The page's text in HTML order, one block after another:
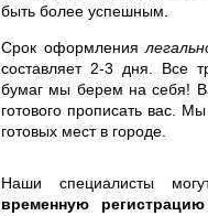
быть более успешным.
Срок оформления
составляет 2-3 дня. Все
бумаг мы берем на себя!
готового прописать вас.
готовых мест в городе.
Наши специалисты
временную